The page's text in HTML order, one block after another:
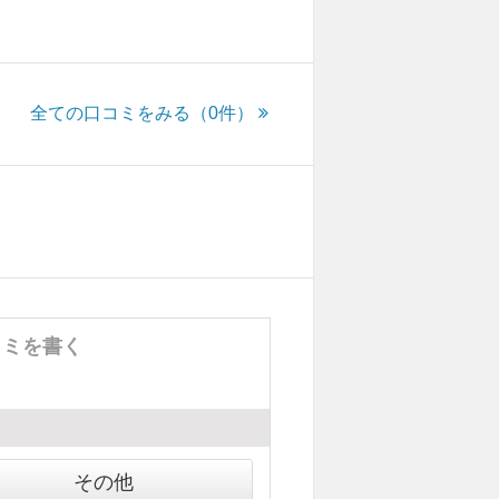
全ての口コミをみる（0件）
を書く
その他